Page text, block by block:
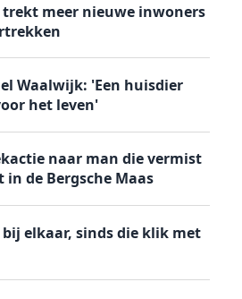
meer nieuwe inwoners
Waalwijk: 'Een huisdier
het leven'
naar man die vermist
in de Bergsche Maas
bij elkaar, sinds die klik met